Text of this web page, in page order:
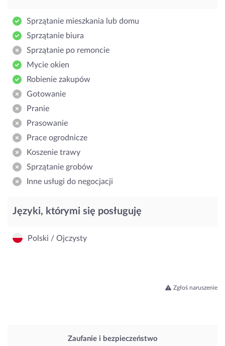
Zaufanie i bezpieczeństwo
Sprzątanie mieszkania lub domu
Sprzątanie biura
Sprzątanie po remoncie
Mycie okien
Robienie zakupów
Gotowanie
Pranie
Prasowanie
Prace ogrodnicze
Koszenie trawy
Sprzątanie grobów
Inne usługi do negocjacji
Języki, którymi się posługuję
Polski / Ojczysty
Zgłoś naruszenie